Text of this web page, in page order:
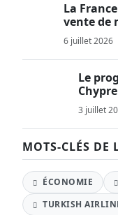
La
vente de
6 juillet 2026
Le
3 juillet
MOTS-CLÉS DE
ÉCONOMIE
TURKISH